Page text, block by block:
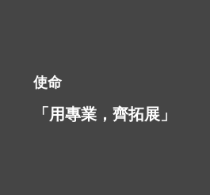
使命
「用專業，齊拓展」